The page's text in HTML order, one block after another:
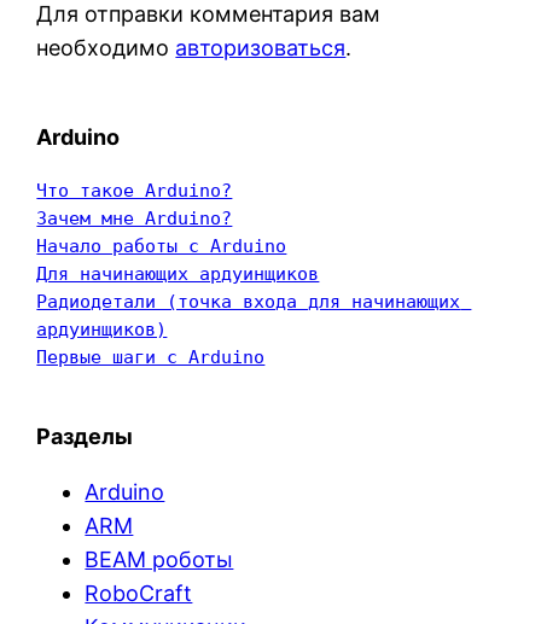
Для отправки комментария вам
необходимо авторизоваться.
Arduino
Что такое Arduino?
Зачем мне Arduino?
Начало работы с Arduino
Для начинающих ардуинщиков
Радиодетали (точка входа для начинающих
ардуинщиков)
Первые шаги с Arduino
Разделы
Arduino
ARM
BEAM роботы
RoboCraft